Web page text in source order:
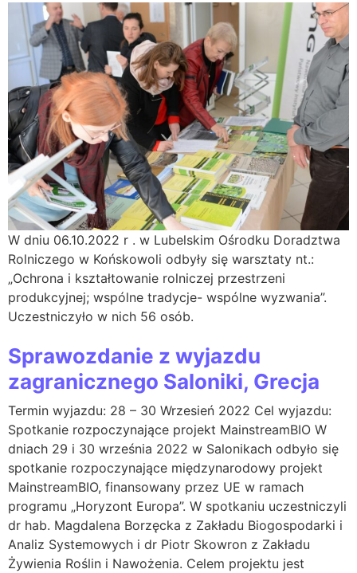
W dniu 06.10.2022 r . w Lubelskim Ośrodku Doradztwa
Rolniczego w Końskowoli odbyły się warsztaty nt.:
„Ochrona i kształtowanie rolniczej przestrzeni
produkcyjnej; wspólne tradycje- wspólne wyzwania”.
Uczestniczyło w nich 56 osób.
Sprawozdanie z wyjazdu
zagranicznego Saloniki, Grecja
Termin wyjazdu: 28 – 30 Wrzesień 2022 Cel wyjazdu:
Spotkanie rozpoczynające projekt MainstreamBIO W
dniach 29 i 30 września 2022 w Salonikach odbyło się
spotkanie rozpoczynające międzynarodowy projekt
MainstreamBIO, finansowany przez UE w ramach
programu „Horyzont Europa”. W spotkaniu uczestniczyli
dr hab. Magdalena Borzęcka z Zakładu Biogospodarki i
Analiz Systemowych i dr Piotr Skowron z Zakładu
Żywienia Roślin i Nawożenia. Celem projektu jest